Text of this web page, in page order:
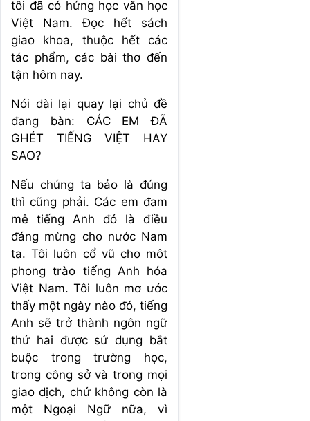
tôi đã có hứng học văn học
Việt Nam. Đọc hết sách
giao khoa, thuộc hết các
tác phẩm, các bài thơ đến
tận hôm nay.
Nói dài lại quay lại chủ đề
đang bàn: CÁC EM ĐÃ
GHÉT TIẾNG VIỆT HAY
SAO?
Nếu chúng ta bảo là đúng
thì cũng phải. Các em đam
mê tiếng Anh đó là điều
đáng mừng cho nước Nam
ta. Tôi luôn cổ vũ cho môt
phong trào tiếng Anh hóa
Việt Nam. Tôi luôn mơ ước
thấy một ngày nào đó, tiếng
Anh sẽ trở thành ngôn ngữ
thứ hai được sử dụng bắt
buộc trong trường học,
trong công sở và trong mọi
giao dịch, chứ không còn là
một Ngoại Ngữ nữa, vì